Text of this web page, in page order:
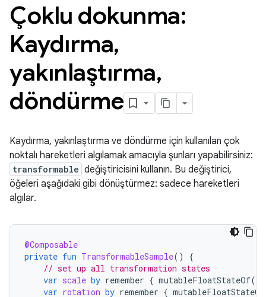
Çoklu dokunma:
Kaydırma,
yakınlaştırma,
döndürme
Kaydırma, yakınlaştırma ve döndürme için kullanılan çok
noktalı hareketleri algılamak amacıyla şunları yapabilirsiniz:
transformable değiştiricisini kullanın. Bu değiştirici,
öğeleri aşağıdaki gibi dönüştürmez: sadece hareketleri
algılar.
@Composable
private fun TransformableSample()
{
// set up all transformation states
var scale by remember { mutableFloatStateOf(
var rotation by remember { mutableFloatStateOf